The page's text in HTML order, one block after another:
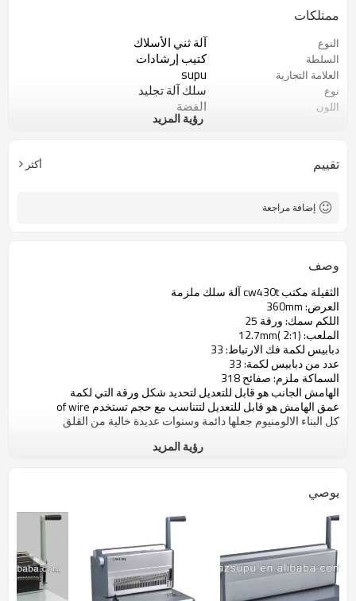
ممتلكات
النوع آلة ثني الأسلاك
السلطة كتيب إرشادات
العلامة التجارية supu
نوع سلك آلة تجليد
اللون الفضة
الألومنيوم
رؤية المزيد
تقييم أكثر
إضافة مراجعة
وصف
الثقيلة مكتب cw430t آلة سلك ملزمة
العرض: 360mm
اللكم سمك: ورقة 25
الملعب: 12.7mm( 2:1)
دبابيس لكمة فك الارتباط: 33
عدد من دبابيس لكمة: 33
السماكة ملزم: صفائح 318
الهامش الجانب هو قابل للتعديل لتحديد شكل ورقة التي لكمة
عمق الهامش هو قابل للتعديل لتتناسب مع حجم تستخدم of wire
كل البناء الالومنيوم جعلها دائمة وسنوات عديدة خالية من القلق
رؤية المزيد
يوصي